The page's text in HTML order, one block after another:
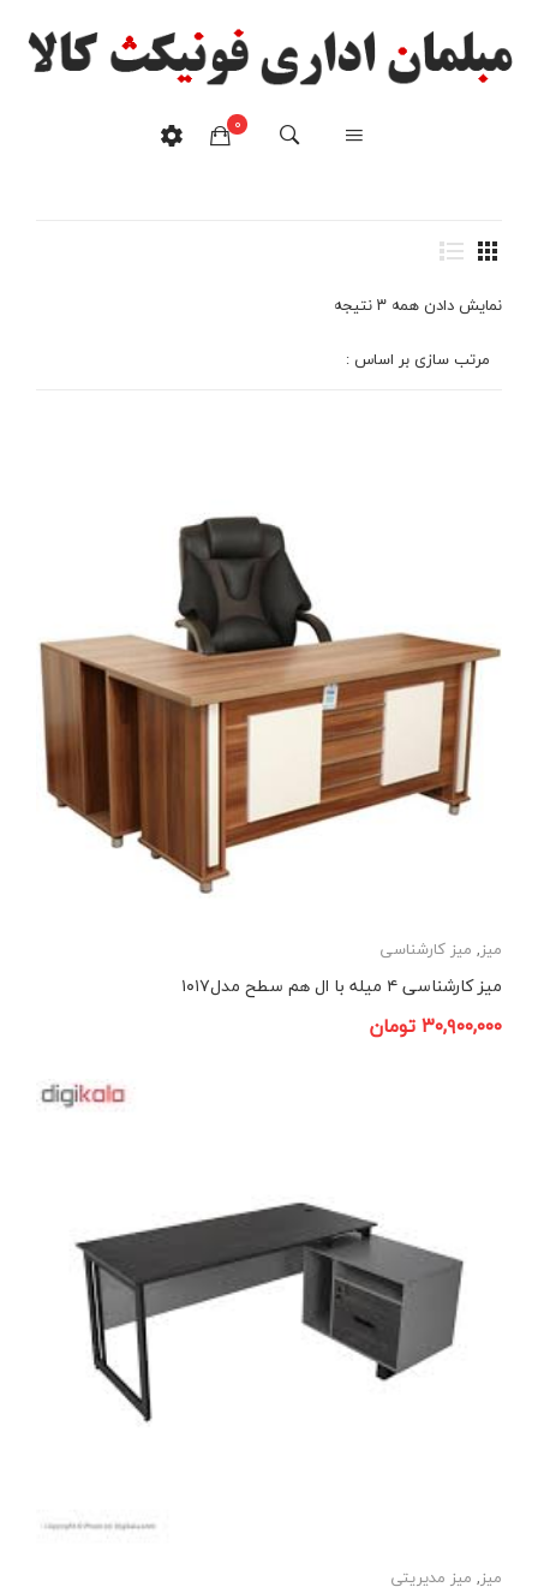
0
میز مدرن
نمایش دادن همه ۳ نتیجه
مرتب سازی بر اساس :
میز, میز کارشناسی
میز کارشناسی ۴ میله با ال هم سطح مدل۱۰۱۷
۳۰,۹۰۰,۰۰۰تومان
میز, میز مدیریتی